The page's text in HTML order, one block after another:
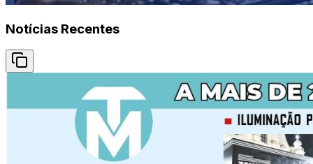
Notícias Recentes